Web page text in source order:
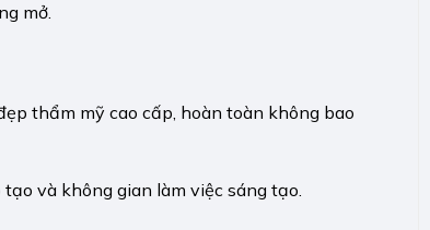
mở.
thẩm mỹ cao cấp, hoàn toàn không bao
và không gian làm việc sáng tạo.